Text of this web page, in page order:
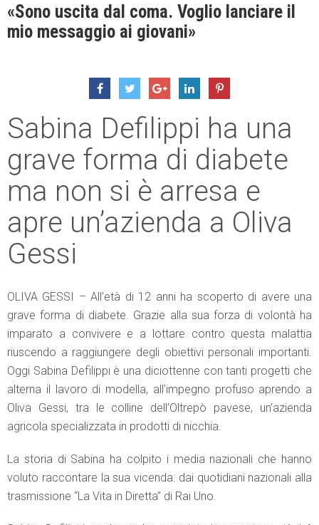
«Sono uscita dal coma. Voglio lanciare il
mio messaggio ai giovani»
Sabina Defilippi ha una
grave forma di diabete
ma non si è arresa e
apre un’azienda a Oliva
Gessi
OLIVA GESSI – All’età di 12 anni ha scoperto di avere una
grave forma di diabete. Grazie alla sua forza di volontà ha
imparato a convivere e a lottare contro questa malattia
riuscendo a raggiungere degli obiettivi personali importanti.
Oggi Sabina Defilippi è una diciottenne con tanti progetti che
alterna il lavoro di modella, all’impegno profuso aprendo a
Oliva Gessi, tra le colline dell’Oltrepò pavese, un’azienda
agricola specializzata in prodotti di nicchia.
La storia di Sabina ha colpito i media nazionali che hanno
voluto raccontare la sua vicenda: dai quotidiani nazionali alla
trasmissione “La Vita in Diretta” di Rai Uno.